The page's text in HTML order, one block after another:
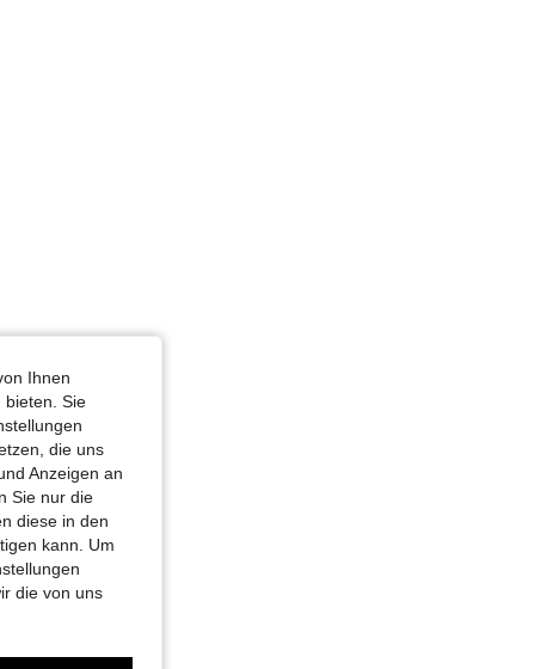
Farbe: Rot, Größe: M
L
Ihnen
bieten. Sie
die uns
Anzeigen an
Sie nur die
diese in den
kann. Um
die von uns